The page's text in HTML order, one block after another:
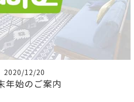
2020/12/20
年始のご案内